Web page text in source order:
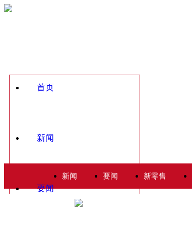
首页
新闻
要闻
新闻 要闻 新零售